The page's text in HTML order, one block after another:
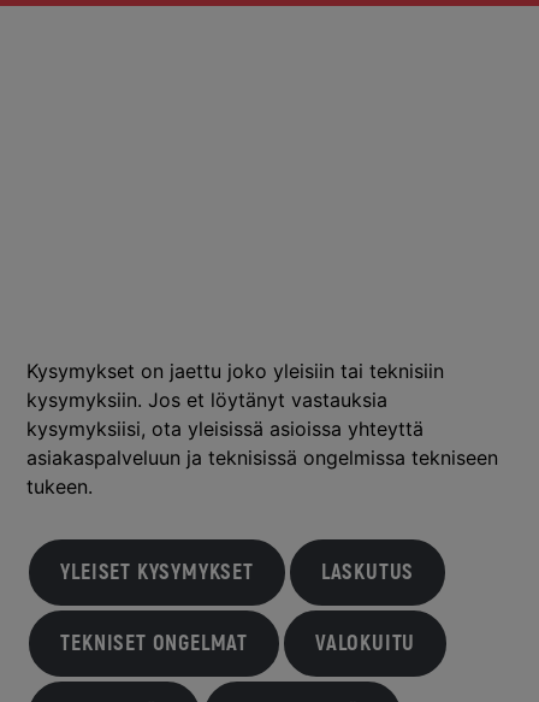
Kysymykset on jaettu joko yleisiin tai teknisiin
kysymyksiin. Jos et löytänyt vastauksia
kysymyksiisi, ota yleisissä asioissa yhteyttä
asiakaspalveluun ja teknisissä ongelmissatekniseen
tukeen.
YLEISET KYSYMYKSET LASKUTUS
TEKNISET ONGELMAT VALOKUITU